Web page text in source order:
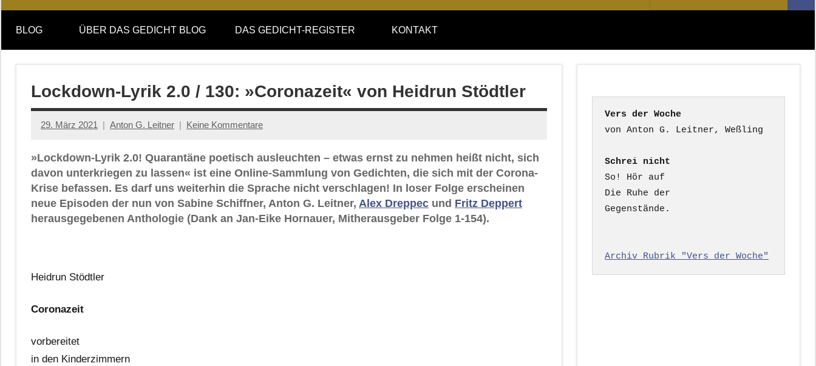
DAS
GEDICHT
blog
DAS
GEDICHT.
Zeitschrift
nach:
BLOG ÜBER DAS GEDICHT BLOG DAS GEDICHT-REGISTER KONTAKT
Lockdown-Lyrik 2.0 / 130: »Coronazeit« von Heidrun Stödtler
29. März 2021 Anton G. Leitner Keine Kommentare
»Lockdown-Lyrik 2.0! Quarantäne poetisch ausleuchten – etwas ernst zu nehmen heißt nicht, sich
davon unterkriegen zu lassen« ist eine Online-Sammlung von Gedichten, die sich mit der Corona-
Krise befassen. Es darf uns weiterhin die Sprache nicht verschlagen! In loser Folge erscheinen
neue Episoden der nun von Sabine Schiffner, Anton G. Leitner, Alex Dreppec und Fritz Deppert
herausgegebenen Anthologie (Dank an Jan-Eike Hornauer, Mitherausgeber Folge 1-154).
Heidrun Stödtler
Coronazeit
vorbereitet
in den Kinderzimmern
Vers der Woche
Schrei nicht
So! Hör auf
Die Ruhe der
Gegenstände.
Archiv Rubrik "Vers der Woche"